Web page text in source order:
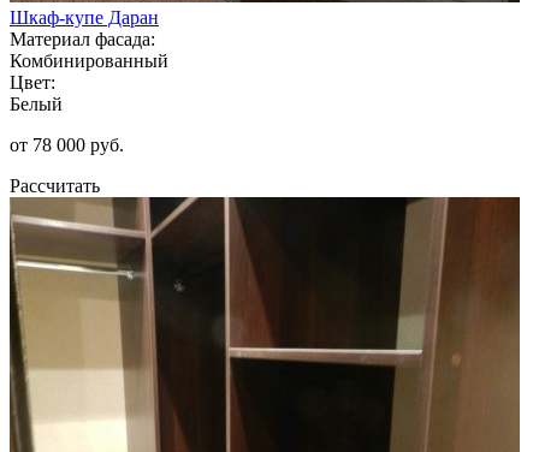
Шкаф-купе Даран
Материал фасада:
Комбинированный
Цвет:
Белый
от 78 000 руб.
Рассчитать